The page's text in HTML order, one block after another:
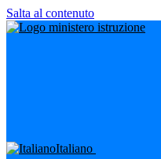
Salta al contenuto
Italiano